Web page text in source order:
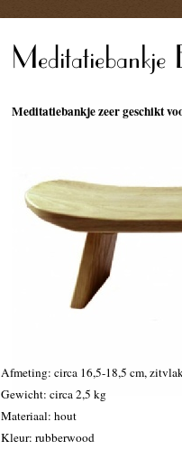
Meditatiebankje zeer geschikt
Afmeting: circa 16,5-18,5 cm,
Gewicht: circa 2,5 kg
Materiaal: hout
Kleur: rubberwood